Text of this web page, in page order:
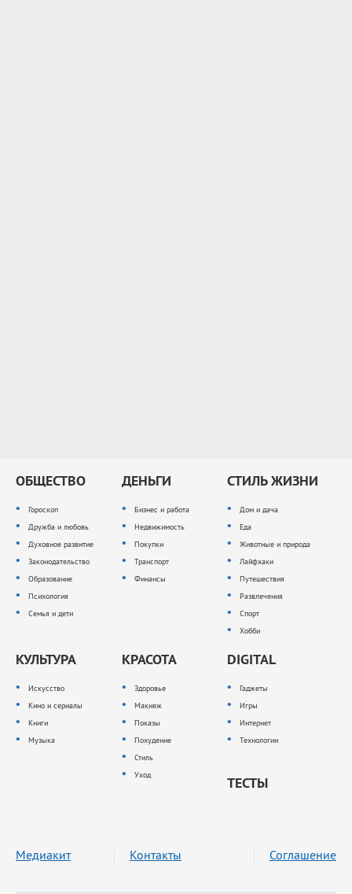
ОБЩЕСТВО
Гороскоп
Дружба и любовь
Духовное развитие
Законодательство
Образование
Психология
Семья и дети
ДЕНЬГИ
Бизнес и работа
Недвижимость
Покупки
Транспорт
Финансы
СТИЛЬ ЖИЗНИ
Дом и дача
Еда
Животные и природа
Лайфхаки
Путешествия
Развлечения
Спорт
Хобби
КУЛЬТУРА
Искусство
Кино и сериалы
Книги
Музыка
КРАСОТА
Здоровье
Макияж
Показы
Похудение
Стиль
Уход
DIGITAL
Гаджеты
Игры
Интернет
Технологии
ТЕСТЫ
Медиакит Контакты Соглашение